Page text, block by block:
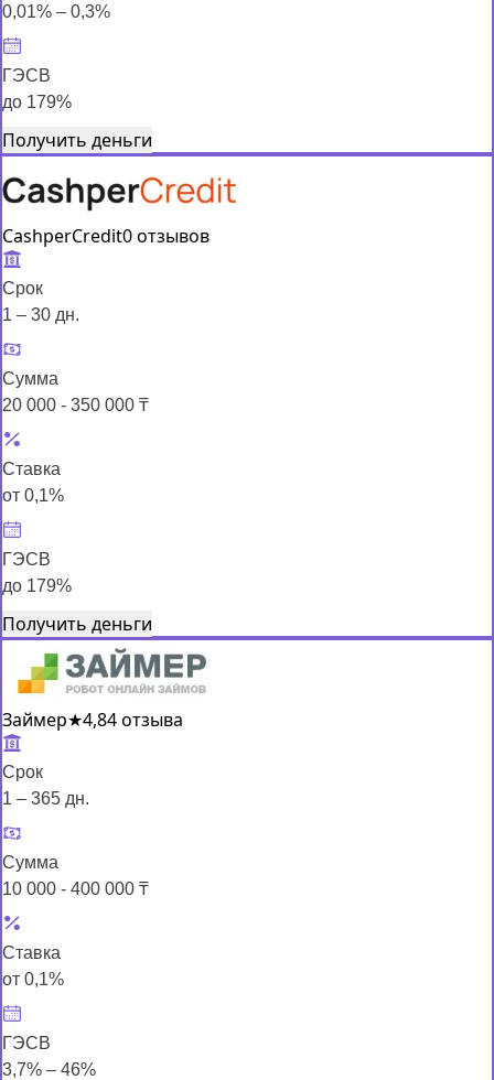
0,01% – 0,3%
ГЭСВ
до 179%
Получить деньги
CashperCredit0 отзывов
Срок
1 – 30 дн.
Сумма
20 000 - 350 000 ₸
Ставка
от 0,1%
ГЭСВ
до 179%
Получить деньги
Займер★4,84 отзыва
Срок
1 – 365 дн.
Сумма
10 000 - 400 000 ₸
Ставка
от 0,1%
ГЭСВ
3,7% – 46%